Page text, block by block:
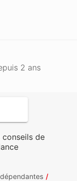
2 ans
conseils de